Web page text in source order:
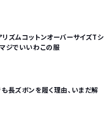
ズムコットンオーバーサイズTシ
ジでいいわこの服
長ズボンを履く理由、いまだ解